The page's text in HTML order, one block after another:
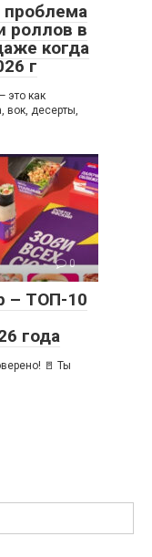
проблема
роллов в
когда
г
это как
вок, десерты,
0
– ТОП-10
года
🚪 Ты